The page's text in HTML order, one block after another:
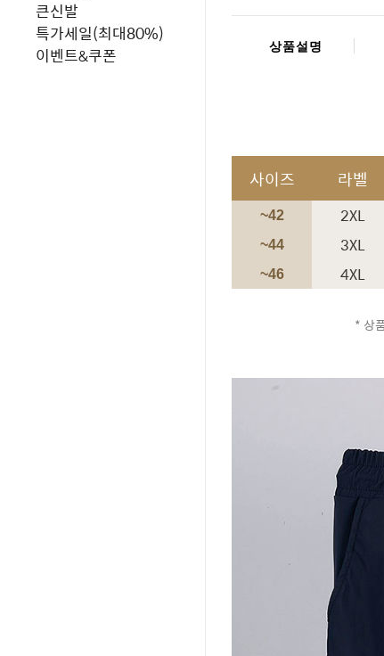
큰신발
특가세일(최대80%)
이벤트&쿠폰
상품설명
사이즈 라벨
~42 2XL
~44 3XL
~46 4XL
* 상